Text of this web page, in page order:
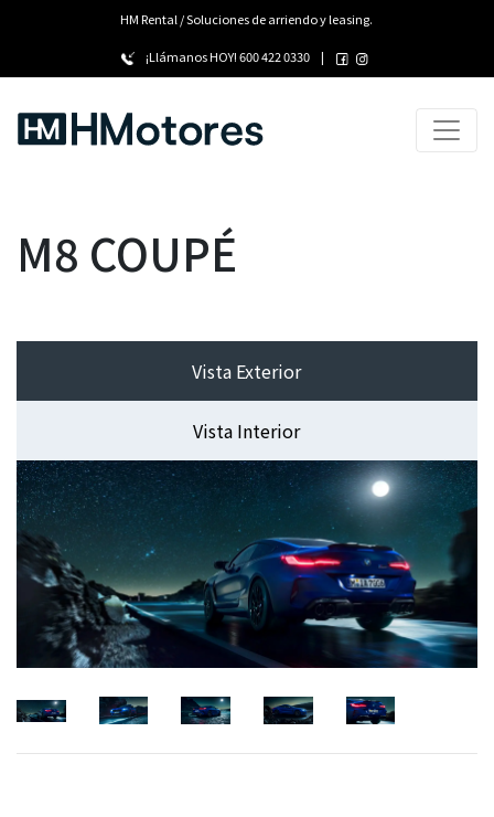
HM Rental / Soluciones de arriendo y leasing.
¡Llámanos HOY!600 422 0330 |
M8 COUPÉ
Vista Exterior
Vista Interior